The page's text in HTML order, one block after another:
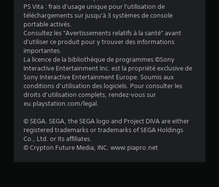
u
5
(
a
PS Vita : frais d'usage unique pour l'utilisation de
téléchargements sur jusqu'à 3 systèmes de console
portable activés.
Consultez les "Avertissements relatifs à la santé" avant
d'utiliser ce produit pour y trouver des informations
importantes.
La licence de la bibliothèque de programmes ©Sony
Interactive Entertainment Inc. est la propriété exclusive de
Sony Interactive Entertainment Europe. Soumis aux
conditions d’utilisation des logiciels. Pour consulter les
droits d’utilisation complets, rendez-vous sur
eu.playstation.com/legal.
© SEGA. SEGA, the SEGA logo and Project DIVA are either
registered trademarks or trademarks of SEGA Holdings
Co., Ltd. or its affiliates.
© Crypton Future Media, INC. www.piapro.net